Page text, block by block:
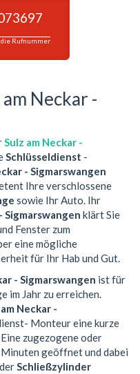
die Rufnummer
Neckar -
Sulz am Neckar -
Schlüsseldienst -
- Sigmarswangen
Ihre verschlossene
sowie Ihr Auto. Ihr
Sigmarswangen klärt Sie
Fenster zum
eine mögliche
für Ihr Hab und Gut.
- Sigmarswangen ist für
im Jahr zu erreichen.
Neckar -
Monteur eine kurze
zugezogene oder
geöffnet und dabei
Schließzylinder